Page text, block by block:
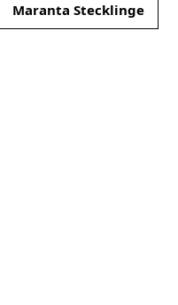
Maranta Stecklinge